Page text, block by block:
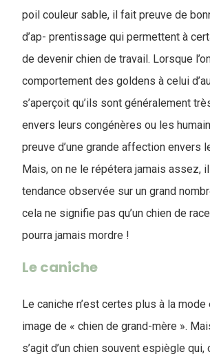
poil couleur sable, il fait preuve de
d’ap- prentissage qui permettent à
de devenir chien de travail. Lorsque
comportement des goldens à celui
s’aperçoit qu’ils sont généralement
envers leurs congénères ou les
preuve d’une grande affection envers
Mais, on ne le répétera jamais assez, il
tendance observée sur un grand
cela ne signifie pas qu’un chien de
pourra jamais mordre !
Le caniche
Le caniche n’est certes plus à la mode
image de « chien de grand-mère ».
s’agit d’un chien souvent espiègle qui,